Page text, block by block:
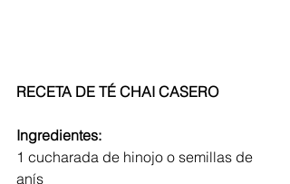
RECETA DE TÉ CHAI CASERO
Ingredientes:
1 cucharada de hinojo o semillas de
anís